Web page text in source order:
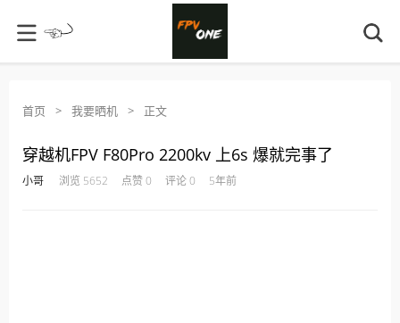
首页 > 我要晒机 > 正文
穿越机FPV F80Pro 2200kv 上6s 爆就完事了
小哥 浏览 5652 点赞 0 评论 0 5年前